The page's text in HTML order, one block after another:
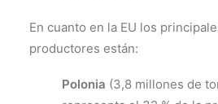
En cuanto en la EU los
productores están:
Polonia (3,8 millones de